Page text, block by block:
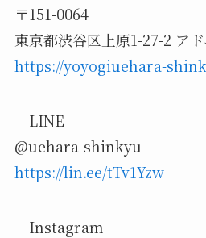
〒151-0064
東京都渋谷区上原1-27-2 ア
https://yoyogiuehara-
LINE
@uehara-shinkyu
https://lin.ee/tTv1Yzw
Instagram